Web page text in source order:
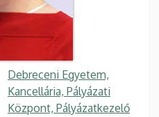
Debreceni Egyetem,
Kancellária, Pályázati
Központ, Pályázatkezelő